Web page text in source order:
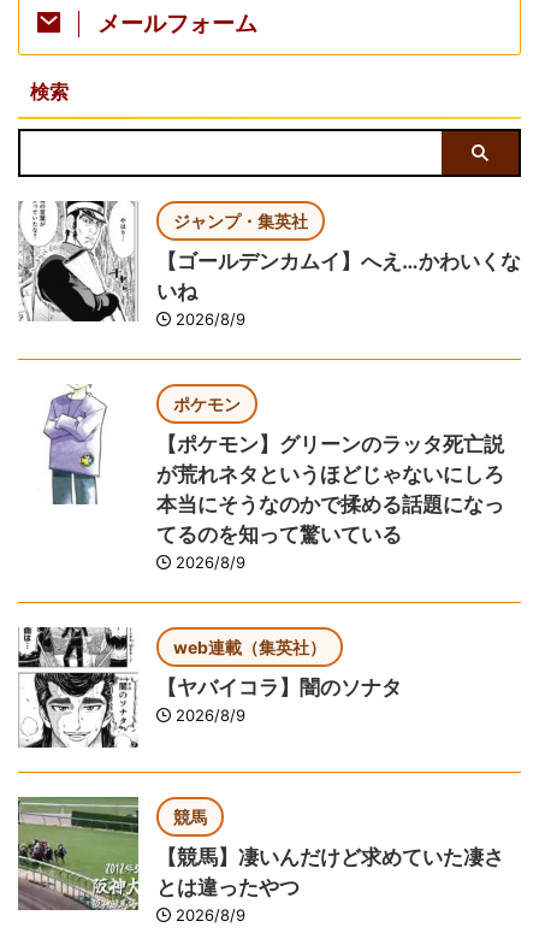
メールフォーム
検索
ジャンプ・集英社
【ゴールデンカムイ】へえ…かわいくな
いね
2026/8/9
ポケモン
【ポケモン】グリーンのラッタ死亡説
が荒れネタというほどじゃないにしろ
本当にそうなのかで揉める話題になっ
てるのを知って驚いている
2026/8/9
web連載（集英社）
【ヤバイコラ】闇のソナタ
2026/8/9
競馬
【競馬】凄いんだけど求めていた凄さ
とは違ったやつ
2026/8/9